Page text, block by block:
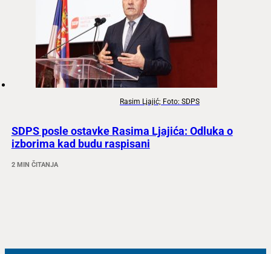
Rasim Ljajić; Foto: SDPS
SDPS posle ostavke Rasima Ljajića: Odluka o
izborima kad budu raspisani
2 MIN ČITANJA